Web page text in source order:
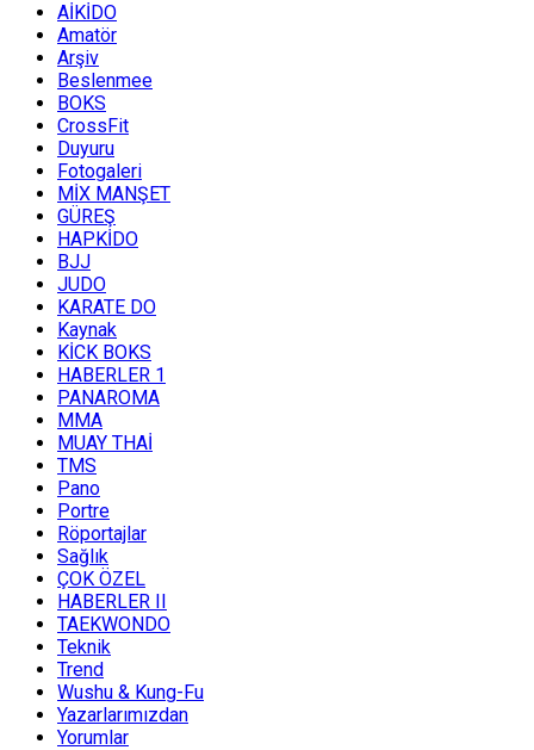
AİKİDO
Amatör
Arşiv
Beslenmee
BOKS
CrossFit
Duyuru
Fotogaleri
MİX MANŞET
GÜREŞ
HAPKİDO
BJJ
JUDO
KARATE DO
Kaynak
KİCK BOKS
HABERLER 1
PANAROMA
MMA
MUAY THAİ
TMS
Pano
Portre
Röportajlar
Sağlık
ÇOK ÖZEL
HABERLER II
TAEKWONDO
Teknik
Trend
Wushu & Kung-Fu
Yazarlarımızdan
Yorumlar